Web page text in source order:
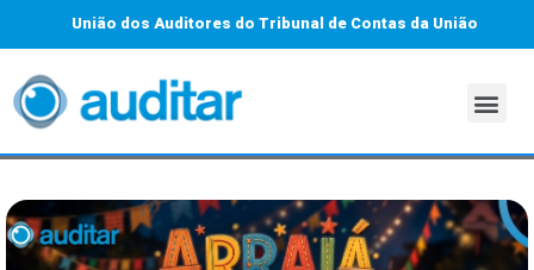
União dos Auditores do Tribunal de Contas da União